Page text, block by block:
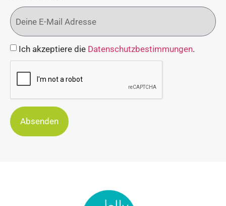
Ich akzeptiere die Datenschutzbestimmungen.
Absenden